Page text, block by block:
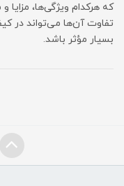
که هرکدام ویژگی‌ها، مزایا
تفاوت آن‌ها می‌تواند در
بسیار مؤثر باشد.